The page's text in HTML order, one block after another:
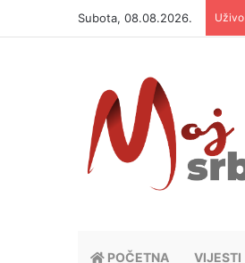
Subota, 08.08.2026. Uživo
POČETNA VIJESTI